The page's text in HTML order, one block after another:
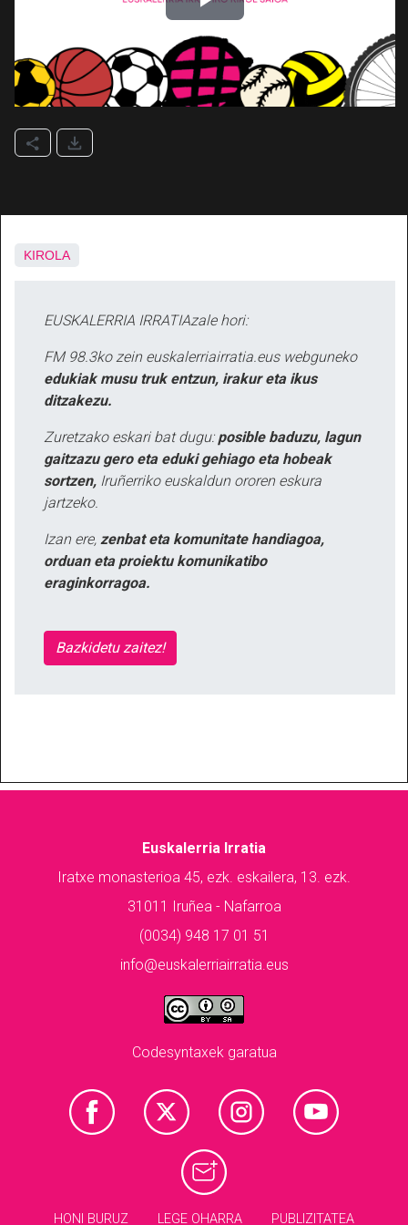
KIROLA
EUSKALERRIA IRRATIAzale hori:
FM 98.3ko zein euskalerriairratia.eus webguneko
edukiak musu truk entzun, irakur eta ikus
ditzakezu.
Zuretzako eskari bat dugu: posible baduzu, lagun
gaitzazu gero eta eduki gehiago eta hobeak
sortzen, Iruñerriko euskaldun ororen eskura
jartzeko.
Izan ere, zenbat eta komunitate handiagoa,
orduan eta proiektu komunikatibo
eraginkorragoa.
Bazkidetu zaitez!
Euskalerria Irratia
Iratxe monasterioa 45, ezk. eskailera, 13. ezk.
31011 Iruñea - Nafarroa
(0034) 948 17 01 51
info@euskalerriairratia.eus
Codesyntaxek garatua
HONI BURUZ LEGE OHARRA PUBLIZITATEA